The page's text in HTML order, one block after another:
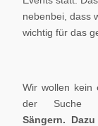
nebenbei, dass
wichtig für das
Wir wollen kein
der Suche
Sängern.